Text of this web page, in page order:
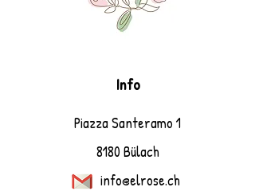
Info
Piazza Santeramo 1
8180 Bülach
info@elrose.ch